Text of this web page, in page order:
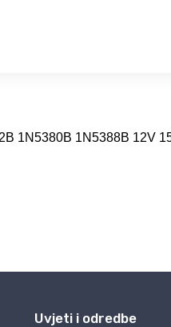
Uvjeti i odredbe